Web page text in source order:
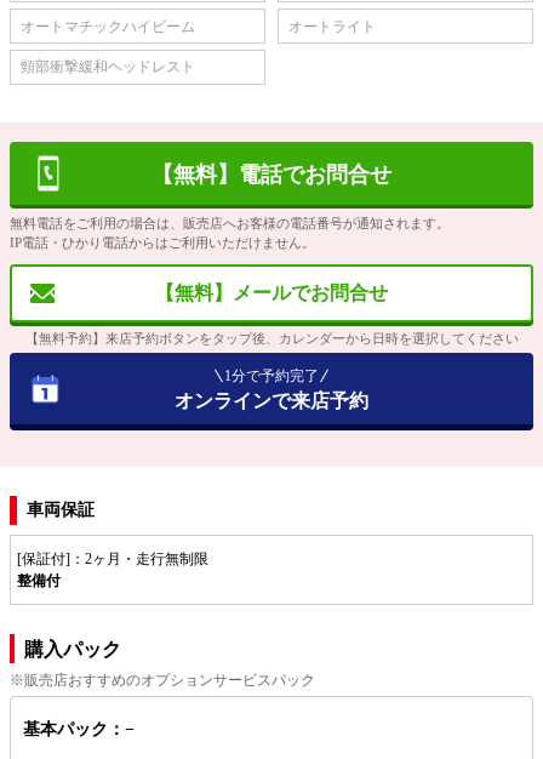
オートマチックハイビーム オートライト
頸部衝撃緩和ヘッドレスト
【無料】電話でお問合せ
無料電話をご利用の場合は、販売店へお客様の電話番号が通知されます。
IP電話・ひかり電話からはご利用いただけません。
【無料】メールでお問合せ
【無料予約】来店予約ボタンをタップ後、カレンダーから日時を選択してください
1分で予約完了
オンラインで来店予約
車両保証
[保証付]：2ヶ月・走行無制限
整備付
購入パック
※販売店おすすめのオプションサービスパック
基本パック：−